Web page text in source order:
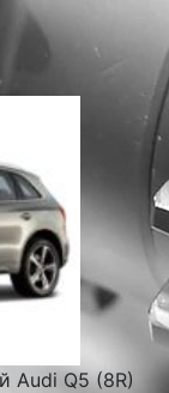
Audi Q5 (8R)